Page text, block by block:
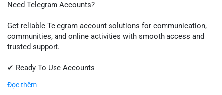
Need Telegram Accounts?
Get reliable Telegram account solutions for communication,
communities, and online activities with smooth access and
trusted support.
✔ Ready To Use Accounts
✔ Professional Customer Support
Đọc thêm